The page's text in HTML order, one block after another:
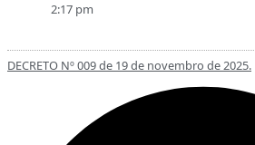
2:17 pm
DECRETO Nº 009 de 19 de novembro de 2025.